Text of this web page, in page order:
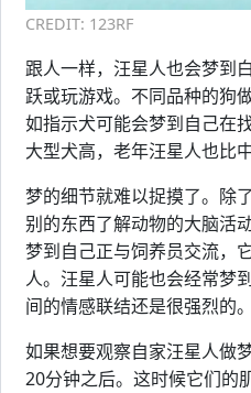
CREDIT: 123RF
跟人一样，汪星人也会梦到
跃或玩游戏。不同品种的狗
如指示犬可能会梦到自己在
大型犬高，老年汪星人也比
梦的细节就难以捉摸了。除
别的东西了解动物的大脑活
梦到自己正与饲养员交流，
人。汪星人可能也会经常梦
间的情感联结还是很强烈的。
如果想要观察自家汪星人做
20分钟之后。这时候它们的